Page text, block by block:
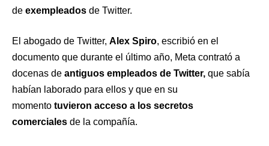
de exempleados de Twitter.
El abogado de Twitter, Alex Spiro, escribió en el
documento que durante el último año, Meta contrató a
docenas de antiguos empleados de Twitter, que sabía
habían laborado para ellos y que en su
momento tuvieron acceso a los secretos
comerciales de la compañía.